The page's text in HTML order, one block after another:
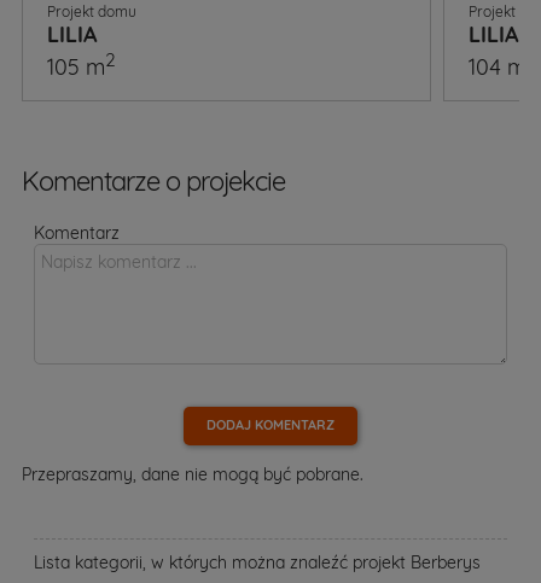
Projekt domu
LILIA
105 m2
Projekt
LILIA 2
104 m
Komentarze o projekcie
Komentarz
DODAJ KOMENTARZ
Przepraszamy, dane nie mogą być pobrane.
Lista kategorii, w których można znaleźć projekt Berberys